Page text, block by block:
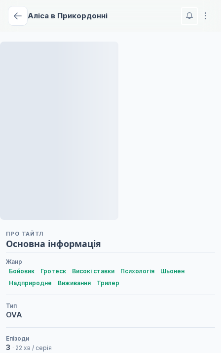
Аліса в Прикордонні
ПРО ТАЙТЛ
Основна інформація
Жанр
Бойовик
Гротеск Високі ставки Психологія
Шьонен
Надприродне
Виживання Трилер
Тип
OVA
Епізоди
3 · 22 хв / серія